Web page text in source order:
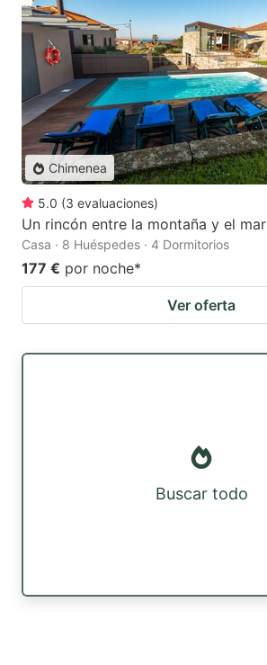
Chimenea
5.0 (3 evaluaciones)
Un rincón entre la montaña y el mar
Casa · 8 Huéspedes · 4 Dormitorios
177 € por noche*
Ver oferta
Buscar todo